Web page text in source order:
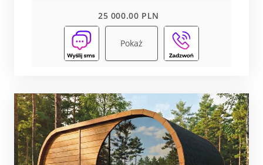
25 000.00 PLN
Pokaż